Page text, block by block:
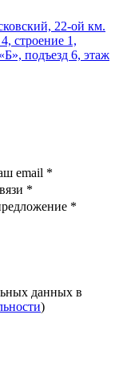
22-ой км.
строение 1,
подъезд 6, этаж
email *
*
*
данных в
)